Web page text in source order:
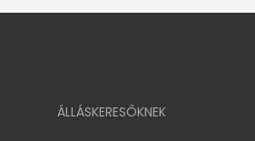
ÁLLÁSKERESŐKNEK